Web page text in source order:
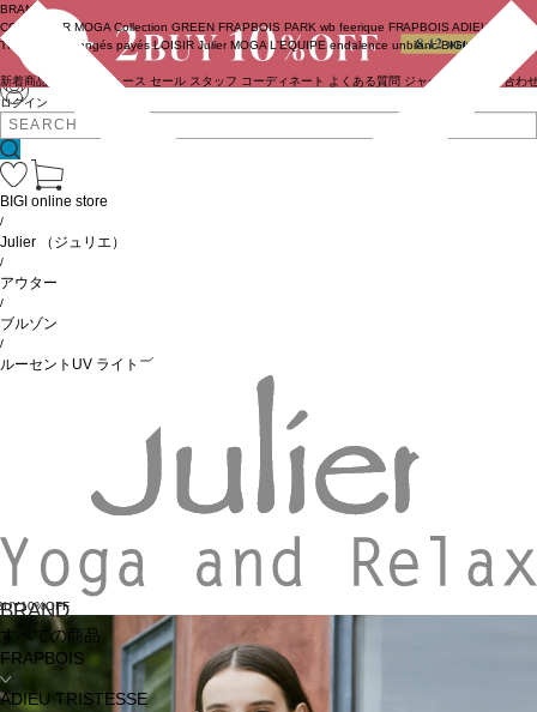
ログイン
BRAND
COUTURIER MOGA Collection GREEN FRAPBOIS PARK wb feerique FRAPBOIS ADIEU
TRISTESSE
congés payés LOISIR Julier MOGA L'EQUIPE endalence unbilanc BIGI online store
新着商品 ニュース セール スタッフ コーディネート よくある質問 ジャーナル お問い合わ
BRAND
すべての商品
FRAPBOIS
ADIEU TRISTESSE
BIGI online store
/
Julier （ジュリエ）
/
アウター
/
ブルゾン
/
ルーセントUV ライトブルゾン